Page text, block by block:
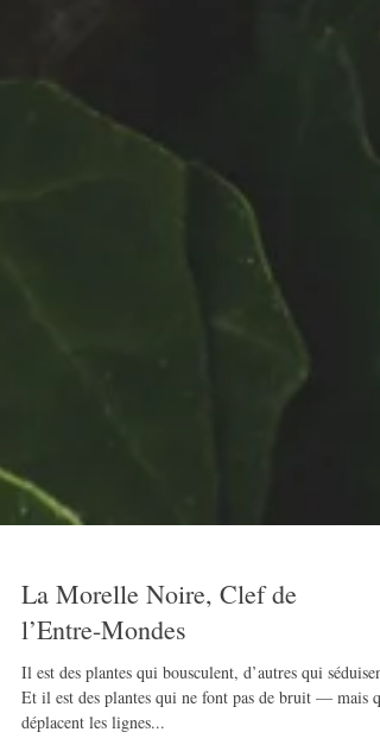
La Morelle Noire, Clef de
l’Entre-Mondes
Il est des plantes qui bousculent, d’autres qui